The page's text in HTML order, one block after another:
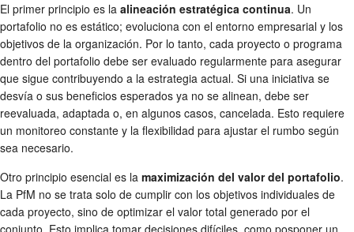
El primer principio es la alineación estratégica continua. Un
portafolio no es estático; evoluciona con el entorno empresarial y los
objetivos de la organización. Por lo tanto, cada proyecto o programa
dentro del portafolio debe ser evaluado regularmente para asegurar
que sigue contribuyendo a la estrategia actual. Si una iniciativa se
desvía o sus beneficios esperados ya no se alinean, debe ser
reevaluada, adaptada o, en algunos casos, cancelada. Esto requiere
un monitoreo constante y la flexibilidad para ajustar el rumbo según
sea necesario.
Otro principio esencial es la maximización del valor del portafolio.
La PfM no se trata solo de cumplir con los objetivos individuales de
cada proyecto, sino de optimizar el valor total generado por el